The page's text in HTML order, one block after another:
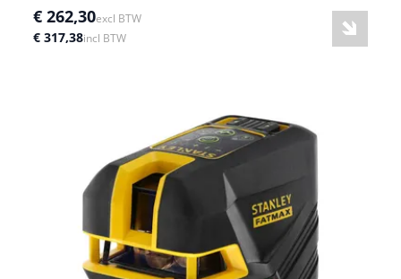
€ 262,30excl BTW
€ 317,38incl BTW